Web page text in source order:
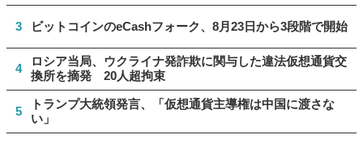
3 ビットコインのeCashフォーク、8月23日から3段階で開始
4
ロシア当局、ウクライナ発詐欺に関与した違法仮想通貨交
換所を摘発 20人超拘束
5
トランプ大統領発言、「仮想通貨主導権は中国に渡さな
い」